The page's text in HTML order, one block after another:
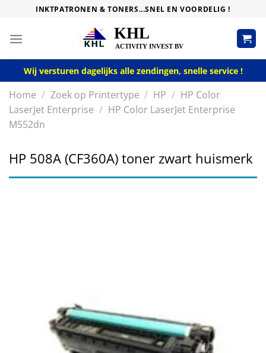
content
INKTPATRONEN & TONERS...SNEL EN VOORDELIG !
Wij versturen dagelijks alle zendingen, snelle service !
Home / Zoek op Printertype / HP / HP Color
LaserJet Enterprise / HP Color LaserJet Enterprise
M552dn
HP 508A (CF360A) toner zwart huismerk